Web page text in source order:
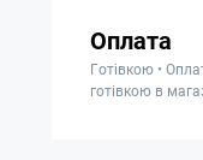
Оплата
Готівкою •
готівкою в